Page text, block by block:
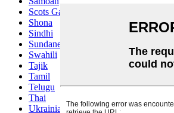
Scots Gaelic
Shona
Sindhi
Sundanese
Swahili
Tajik
Tamil
Telugu
Thai
Ukrainian